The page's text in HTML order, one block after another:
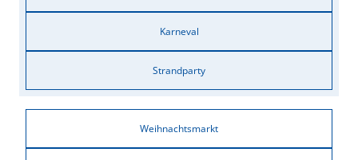
Karneval
Strandparty
Weihnachtsmarkt